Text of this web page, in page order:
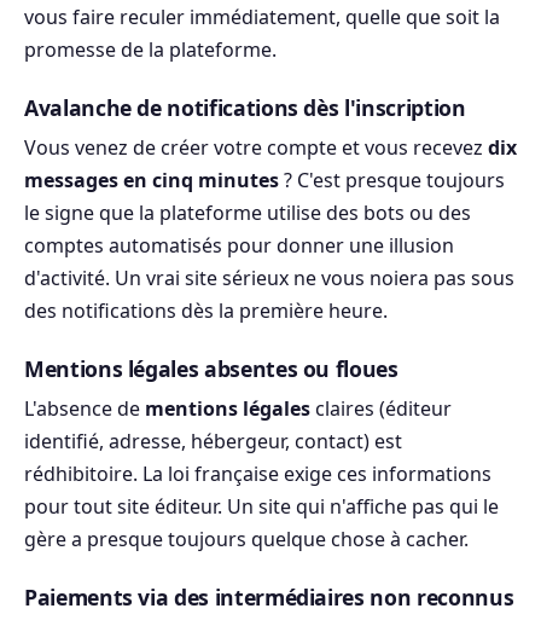
vous faire reculer immédiatement, quelle que soit la
promesse de la plateforme.
Avalanche de notifications dès l'inscription
Vous venez de créer votre compte et vous recevez dix
messages en cinq minutes? C'est presque toujours
le signe que la plateforme utilise des bots ou des
comptes automatisés pour donner une illusion
d'activité. Un vrai site sérieux ne vous noiera pas sous
des notifications dès la première heure.
Mentions légales absentes ou floues
L'absence de mentions légalesclaires (éditeur
identifié, adresse, hébergeur, contact) est
rédhibitoire. La loi française exige ces informations
pour tout site éditeur. Un site qui n'affiche pas qui le
gère a presque toujours quelque chose à cacher.
Paiements via des intermédiaires non reconnus